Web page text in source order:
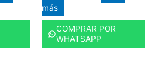
más
COMPRAR POR
WHATSAPP